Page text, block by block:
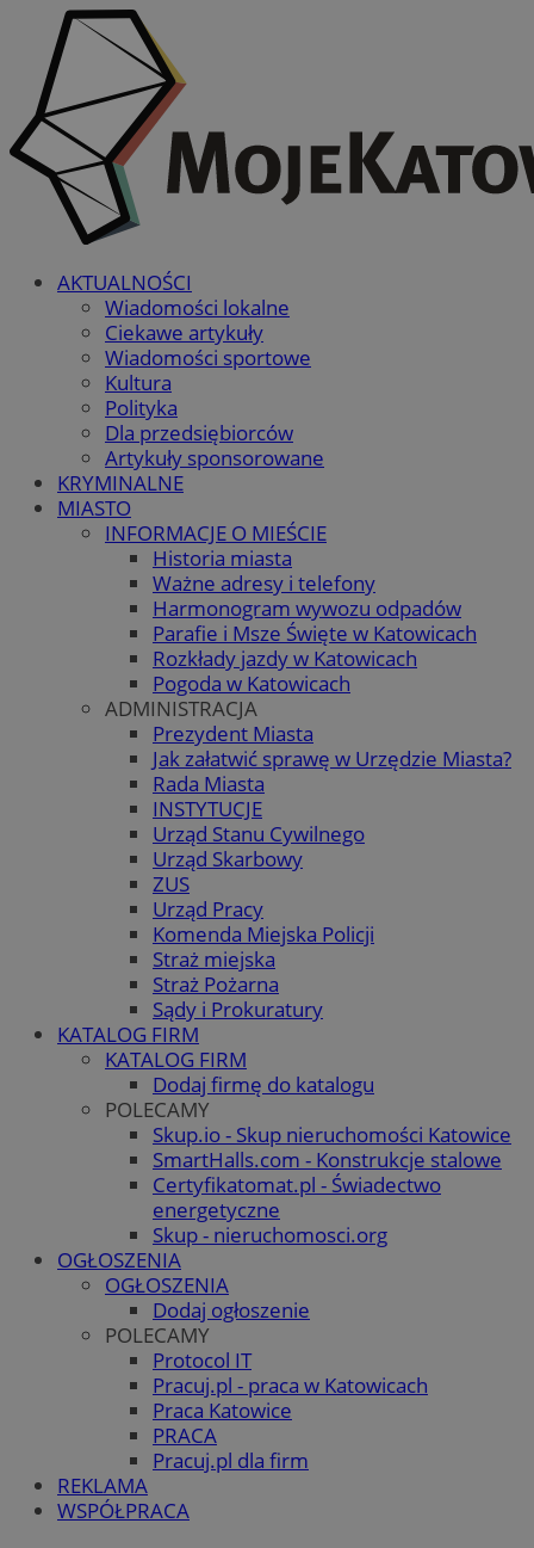
AKTUALNOŚCI
Wiadomości lokalne
Ciekawe artykuły
Wiadomości sportowe
Kultura
Polityka
Dla przedsiębiorców
Artykuły sponsorowane
KRYMINALNE
MIASTO
INFORMACJE O MIEŚCIE
Historia miasta
Ważne adresy i telefony
Harmonogram wywozu odpadów
Parafie i Msze Święte w Katowicach
Rozkłady jazdy w Katowicach
Pogoda w Katowicach
ADMINISTRACJA
Prezydent Miasta
Jak załatwić sprawę w Urzędzie Miasta?
Rada Miasta
INSTYTUCJE
Urząd Stanu Cywilnego
Urząd Skarbowy
ZUS
Urząd Pracy
Komenda Miejska Policji
Straż miejska
Straż Pożarna
Sądy i Prokuratury
KATALOG FIRM
KATALOG FIRM
Dodaj firmę do katalogu
POLECAMY
Skup.io - Skup nieruchomości Katowice
SmartHalls.com - Konstrukcje stalowe
Certyfikatomat.pl - Świadectwo
energetyczne
Skup - nieruchomosci.org
OGŁOSZENIA
OGŁOSZENIA
Dodaj ogłoszenie
POLECAMY
Protocol IT
Pracuj.pl - praca w Katowicach
Praca Katowice
PRACA
Pracuj.pl dla firm
REKLAMA
WSPÓŁPRACA